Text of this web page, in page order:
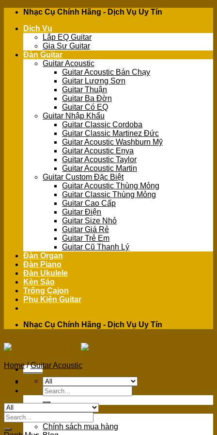
Skip
content
Nhạc Cụ Chính Hãng - Dịch Vụ Uy Tín
Dịch Vụ
Lắp EQ Guitar
Gia Sư Guitar
Đàn Guitar
Guitar Acoustic
Guitar Acoustic Bán Chạy
Guitar Lương Sơn
Guitar Thuận
Guitar Ba Đờn
Guitar Có EQ
Guitar Nhập Khẩu
Guitar Classic Cordoba
Guitar Classic Martinez Đức
Guitar Acoustic Washburn Mỹ
Guitar Acoustic Enya
Guitar Acoustic Taylor
Guitar Acoustic Martin
Guitar Custom Đặc Biệt
Guitar Acoustic Thùng Mỏng
Guitar Classic Thùng Mỏng
Guitar Cao Cấp
Guitar Điện
Guitar Size Nhỏ
Guitar Giá Rẻ
Guitar Trẻ Em
Guitar Cũ Thanh Lý
Đàn Organ
Đàn Piano
Đàn Ukulele
Kèn Sáo
Trống Cajon
Phụ Kiện Guitar
Nhạc Cụ Chính Hãng - Dịch Vụ Uy Tín
Menu
Search
for:
Chính sách mua hàng
Home / Guitar Acoustic
Search
for: